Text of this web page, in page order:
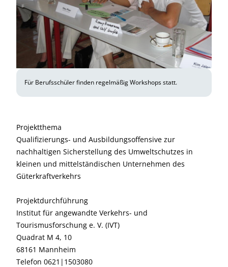
Für Berufsschüler finden regelmäßig Workshops statt.
Projektthema
Qualifizierungs- und Ausbildungsoffensive zur
nachhaltigen Sicherstellung des Umweltschutzes in
kleinen und mittelständischen Unternehmen des
Güterkraftverkehrs
Projektdurchführung
Institut für angewandte Verkehrs- und
Tourismusforschung e. V. (IVT)
Quadrat M 4, 10
68161 Mannheim
Telefon 0621|1503080